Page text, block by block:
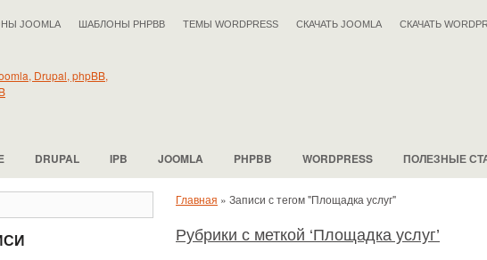
JOOMLA ШАБЛОНЫ PHPBB ТЕМЫ WORDPRESS СКАЧАТЬ JOOMLA СКАЧАТЬ
DRUPAL IPB JOOMLA PHPBB WORDPRESS ПОЛЕЗНЫЕ
Главная » Записи с тегом "Площадка услуг"
Рубрики с меткой ‘Площадка услуг’